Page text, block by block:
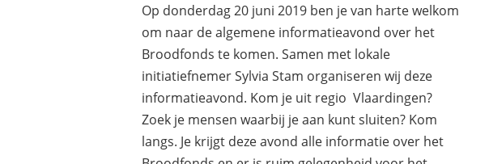
Op donderdag 20 juni 2019 ben je van harte welkom
om naar de algemene informatieavond over het
Broodfonds te komen. Samen met lokale
initiatiefnemer Sylvia Stam organiseren wij deze
informatieavond. Kom je uit regio Vlaardingen?
Zoek je mensen waarbij je aan kunt sluiten? Kom
langs. Je krijgt deze avond alle informatie over het